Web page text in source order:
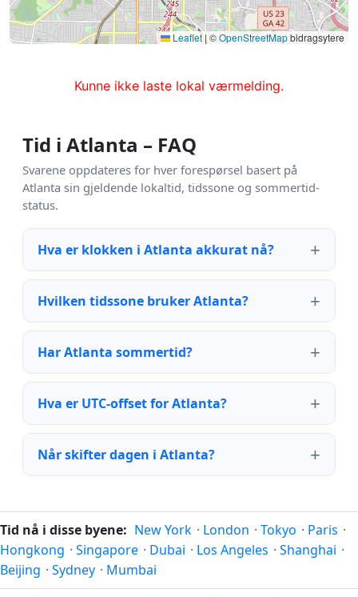
Leaflet |©OpenStreetMapbidragsytere
Kunne ikke laste lokal værmelding.
Tid i Atlanta – FAQ
Svarene oppdateres for hver forespørsel basert på
Atlanta sin gjeldende lokaltid, tidssone og sommertid-
status.
Hva er klokken i Atlanta akkurat nå?
Hvilken tidssone bruker Atlanta?
Har Atlanta sommertid?
Hva er UTC-offset for Atlanta?
Når skifter dagen i Atlanta?
Tid nå i disse byene: New York · London · Tokyo · Paris ·
Hongkong · Singapore · Dubai · Los Angeles · Shanghai ·
Beijing · Sydney · Mumbai